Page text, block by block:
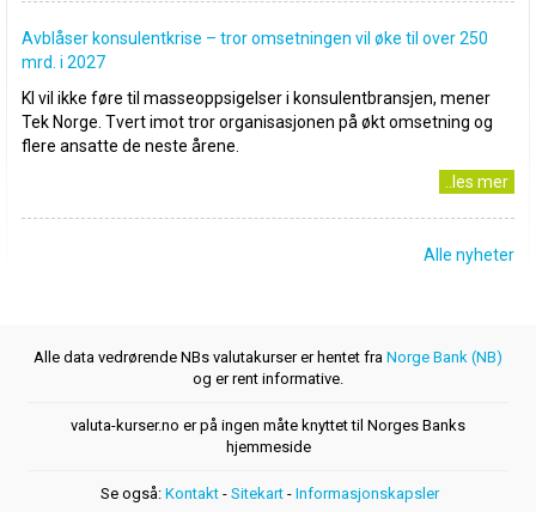
Avblåser konsulentkrise – tror omsetningen vil øke til over 250
mrd. i 2027
KI vil ikke føre til masseoppsigelser i konsulentbransjen, mener
Tek Norge. Tvert imot tror organisasjonen på økt omsetning og
flere ansatte de neste årene.
..les mer
Alle nyheter
Alle data vedrørende NBs valutakurser er hentet fra Norge Bank (NB)
og er rent informative.
valuta-kurser.no er på ingen måte knyttet til Norges Banks
hjemmeside
Se også: Kontakt - Sitekart - Informasjonskapsler